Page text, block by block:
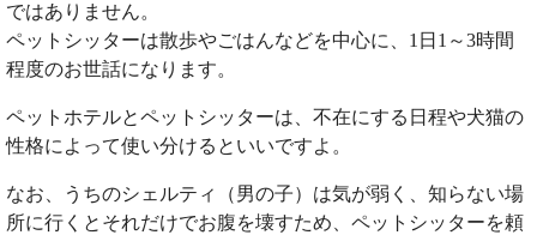
ではありません。
ペットシッターは散歩やごはんなどを中心に、1日1～3時間
程度のお世話になります。
ペットホテルとペットシッターは、不在にする日程や犬猫の
性格によって使い分けるといいですよ。
なお、うちのシェルティ（男の子）は気が弱く、知らない場
所に行くとそれだけでお腹を壊すため、ペットシッターを頼